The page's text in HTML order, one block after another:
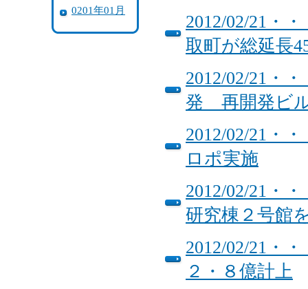
0201年01月
2012/02/21・
取町が総延長
2012/02/21・
発 再開発ビ
2012/02/21・
ロポ実施
2012/02/21・
研究棟２号館
2012/02/21
２・８億計上